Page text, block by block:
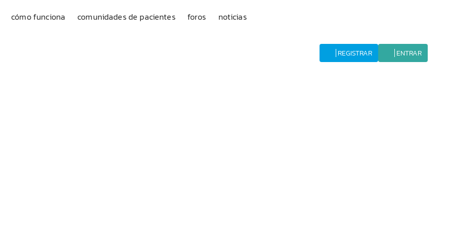
cómo funciona comunidades de pacientes foros noticias
REGISTRAR ENTRAR